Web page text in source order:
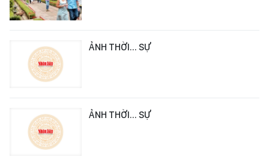
ẢNH THỜI... SỰ
ẢNH THỜI... SỰ